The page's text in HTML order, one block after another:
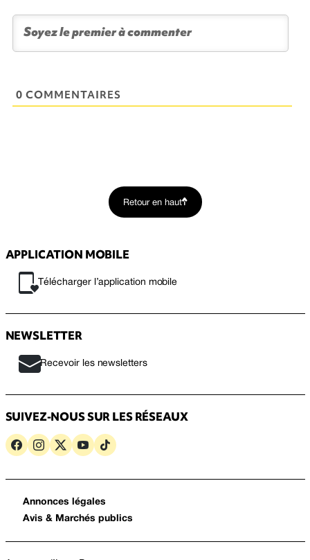
0 COMMENTAIRES
Retour en haut
APPLICATION MOBILE
Télécharger l’application mobile
NEWSLETTER
Recevoir les newsletters
SUIVEZ-NOUS SUR LES RÉSEAUX
Annonces légales
Avis & Marchés publics